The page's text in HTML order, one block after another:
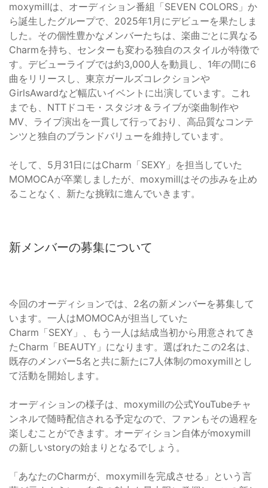
moxymillは、オーディション番組「SEVEN COLORS」か
ら誕生したグループで、2025年1月にデビューを果たしま
した。その個性豊かなメンバーたちは、楽曲ごとに異なる
Charmを持ち、センターも変わる独自のスタイルが特徴で
す。デビューライブでは約3,000人を動員し、1年の間に6
曲をリリースし、東京ガールズコレクションや
GirlsAwardなど幅広いイベントに出演しています。これ
までも、NTTドコモ・スタジオ＆ライブが楽曲制作や
MV、ライブ演出を一貫して行っており、高品質なコンテ
ンツと独自のブランドバリューを維持しています。
そして、5月31日にはCharm「SEXY」を担当していた
MOMOCAが卒業しましたが、moxymillはその歩みを止め
ることなく、新たな挑戦に進んでいきます。
新メンバーの募集について
今回のオーディションでは、2名の新メンバーを募集して
います。一人はMOMOCAが担当していた
Charm「SEXY」、もう一人は結成当初から用意されてき
たCharm「BEAUTY」になります。選ばれたこの2名は、
既存のメンバー5名と共に新たに7人体制のmoxymillとし
て活動を開始します。
オーディションの様子は、moxymillの公式YouTubeチャ
ンネルで随時配信される予定なので、ファンもその過程を
楽しむことができます。オーディション自体がmoxymill
の新しいstoryの始まりとなるでしょう。
「あなたのCharmが、moxymillを完成させる」という言